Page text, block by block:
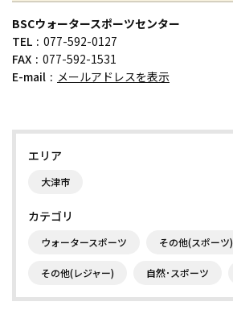
BSCウォータースポーツセンター
TEL
077-592-0127
FAX
077-592-1531
E-mail
メールアドレスを表示
エリア
大津市
カテゴリ
ウォータースポーツ その他(スポーツ)
その他(レジャー) 自然･スポーツ